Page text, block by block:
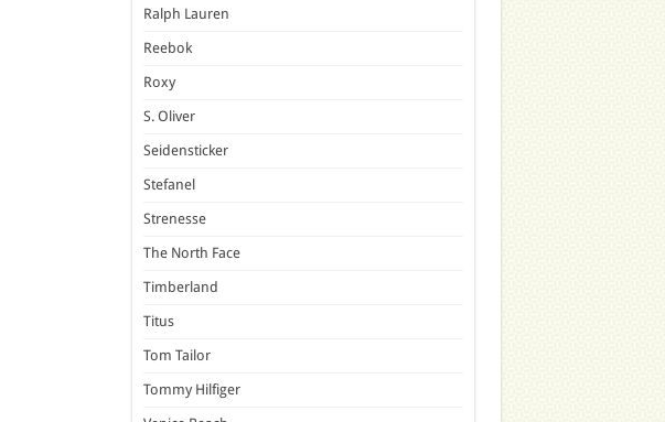
Ralph Lauren
Reebok
Roxy
S. Oliver
Seidensticker
Stefanel
Strenesse
The North Face
Timberland
Titus
Tom Tailor
Tommy Hilfiger